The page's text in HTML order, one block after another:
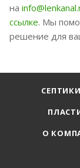
на
ссылке. Мы
решение для
СЕПТИКИ
О